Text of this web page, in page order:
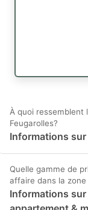
À quoi ressemblent
Feugarolles?
Informations sur
Quelle gamme de
affaire dans la zone
Informations